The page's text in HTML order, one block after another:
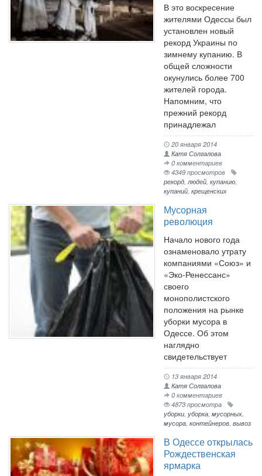
В это воскресение
жителями Одессы был
установлен новый
рекорд Украины по
зимнему купанию. В
общей сложности
окунулись более 700
жителей города.
Напомним, что
прежний рекорд
принадлежал
20 января 2014
Катя Солгалова
0 комментариев
4349 просмотров
рекорд людей купанию
купаний крещенских
Мусорная
революция
Начало нового года
ознаменовало утрату
компаниями «Союз» и
«Эко-Ренессанс»
своего
монополистского
положения на рынке
уборки мусора в
Одессе. Об этом
наглядно
свидетельствует
13 января 2014
Катя Солгалова
0 комментариев
4873 просмотра
уборки уборка мусорных
мусора контейнеров вывоз
В Одессе открылась
Рождественская
ярмарка